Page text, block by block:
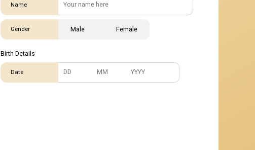
Name
Gender Male Female
Birth Details
Date